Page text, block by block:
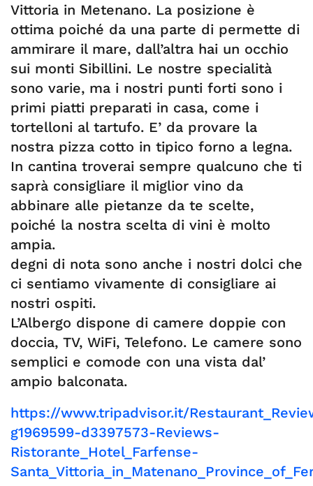
Vittoria in Metenano. La posizione è
ottima poiché da una parte di permette di
ammirare il mare, dall’altra hai un occhio
sui monti Sibillini. Le nostre specialità
sono varie, ma i nostri punti forti sono i
primi piatti preparati in casa, come i
tortelloni al tartufo. E’ da provare la
nostra pizza cotto in tipico forno a legna.
In cantina troverai sempre qualcuno che ti
saprà consigliare il miglior vino da
abbinare alle pietanze da te scelte,
poiché la nostra scelta di vini è molto
ampia.
degni di nota sono anche i nostri dolci che
ci sentiamo vivamente di consigliare ai
nostri ospiti.
L’Albergo dispone di camere doppie con
doccia, TV, WiFi, Telefono. Le camere sono
semplici e comode con una vista dal’
ampio balconata.
https://www.tripadvisor.it/
g1969599-d3397573-Reviews-
Ristorante_Hotel_Farfense-